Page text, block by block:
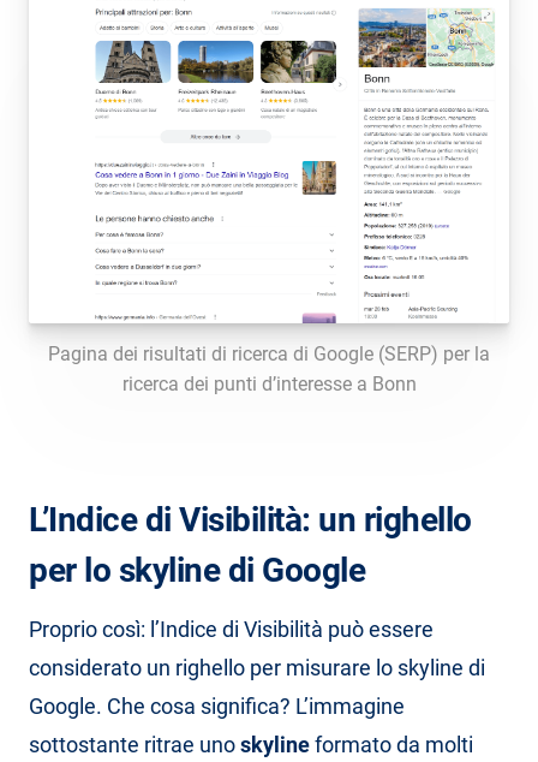
Pagina dei risultati di ricerca di Google (SERP) per la
ricerca dei punti d’interesse a Bonn
L’Indice di Visibilità: un righello
per lo skyline di Google
Proprio così: l’Indice di Visibilità può essere
considerato un righello per misurare lo skyline di
Google. Che cosa significa? L’immagine
sottostante ritrae unoskylineformato da molti